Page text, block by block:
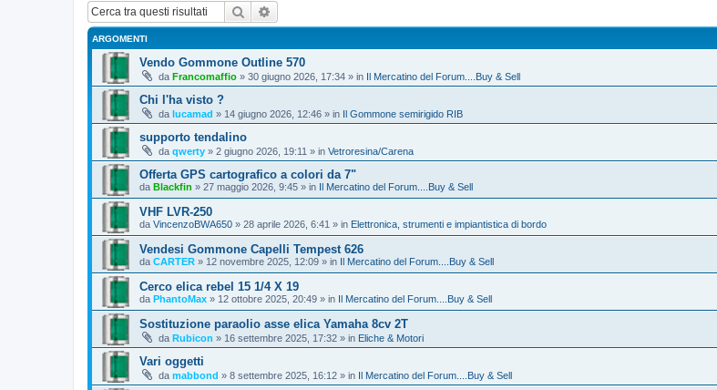
Cerca
ARGOMENTI
Vendo Gommone Outline 570
da Francomaffio » 30 giugno 2026, 17:34 » in Il Mercatino del Forum....Buy & Sell
Chi l'ha visto ?
da lucamad » 14 giugno 2026, 12:46 » in Il Gommone semirigido RIB
supporto tendalino
da qwerty » 2 giugno 2026, 19:11 » in Vetroresina/Carena
Offerta GPS cartografico a colori da 7"
da Blackfin » 27 maggio 2026, 9:45 » in Il Mercatino del Forum....Buy & Sell
VHF LVR-250
da VincenzoBWA650 » 28 aprile 2026, 6:41 » in Elettronica, strumenti e impiantistica di bordo
Vendesi Gommone Capelli Tempest 626
da CARTER » 12 novembre 2025, 12:09 » in Il Mercatino del Forum....Buy & Sell
Cerco elica rebel 15 1/4 X 19
da PhantoMax » 12 ottobre 2025, 20:49 » in Il Mercatino del Forum....Buy & Sell
Sostituzione paraolio asse elica Yamaha 8cv 2T
da Rubicon » 16 settembre 2025, 17:32 » in Eliche & Motori
Vari oggetti
da mabbond » 8 settembre 2025, 16:12 » in Il Mercatino del Forum....Buy & Sell